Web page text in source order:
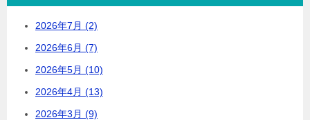
2026年7月 (2)
2026年6月 (7)
2026年5月 (10)
2026年4月 (13)
2026年3月 (9)